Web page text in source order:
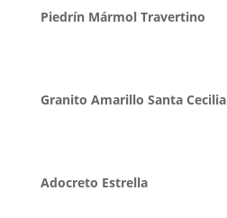
Piedrín Mármol Travertino
Granito Amarillo Santa Cecilia
Adocreto Estrella